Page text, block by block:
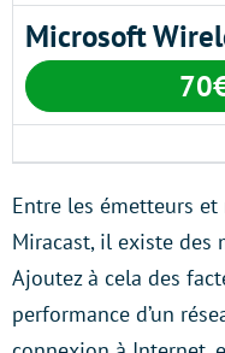
Microsoft
Entre les émetteurs
Miracast, il existe des
Ajoutez à cela des
performance d’un